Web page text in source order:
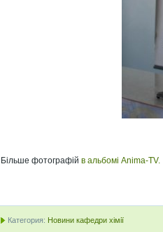
Більше фотографій в альбомі Anima-TV.
Категория: Новини кафедри хімії